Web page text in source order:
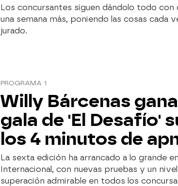
Los concursantes siguen dándolo todo
una semana más, poniendo las cosas cada
jurado.
PROGRAMA 1
Willy Bárcenas
gala de 'El Desafío'
los 4 minutos de
La sexta edición ha arrancado a lo grande
Internacional, con nuevas pruebas y un
superación admirable en todos los